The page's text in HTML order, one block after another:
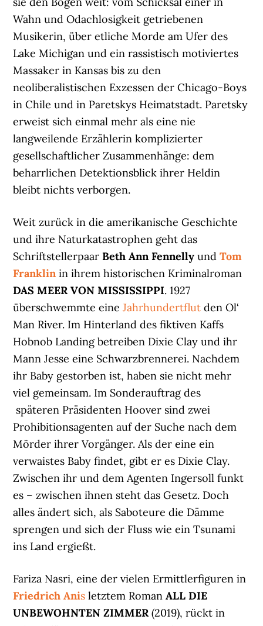
Wahn und Odachlosigkeit getriebenen
Musikerin, über etliche Morde am Ufer des
Lake Michigan und ein rassistisch motiviertes
Massaker in Kansas bis zu den
neoliberalistischen Exzessen der Chicago-Boys
in Chile und in Paretskys Heimatstadt. Paretsky
erweist sich einmal mehr als eine nie
langweilende Erzählerin komplizierter
gesellschaftlicher Zusammenhänge: dem
beharrlichen Detektionsblick ihrer Heldin
bleibt nichts verborgen.
Weit zurück in die amerikanische Geschichte
und ihre Naturkatastrophen geht das
SchriftstellerpaarBeth Ann Fennelly undTom
Franklinin ihrem historischen Kriminalroman
DAS MEER VON MISSISSIPPI. 1927
überschwemmte eineJahrhundertflut den Ol‘
Man River. Im Hinterland des fiktiven Kaffs
Hobnob Landing betreiben Dixie Clay und ihr
Mann Jesse eine Schwarzbrennerei. Nachdem
ihr Baby gestorben ist, haben sie nicht mehr
viel gemeinsam. Im Sonderauftrag des
späteren Präsidenten Hoover sind zwei
Prohibitionsagenten auf der Suche nach dem
Mörder ihrer Vorgänger. Als der eine ein
verwaistes Baby findet, gibt er es Dixie Clay.
Zwischen ihr und dem Agenten Ingersoll funkt
es – zwischen ihnen steht das Gesetz. Doch
alles ändert sich, als Saboteure die Dämme
sprengen und sich der Fluss wie ein Tsunami
ins Land ergießt.
Fariza Nasri, eine der vielen Ermittlerfiguren in
Friedrich Anis letztem RomanALL DIE
UNBEWOHNTEN ZIMMER(2019), rückt in